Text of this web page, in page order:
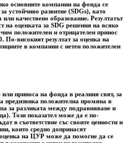
основните компании на фонда се
устойчиво развитие (SDGs), като
качествено образование. Резултатът
на оценката за SDG решения на всяко
положителен и отрицателен принос
По-високият резултат за оценка на
в компании с нетен положителен
или приноса на фонда в реалния свят, за
предизвика положителна промяна в
за разликата между подравняване и
Този показател може да е по-
в съответствие със своите ценности и
които средно допринасят
на ЦУР може да помогне да се